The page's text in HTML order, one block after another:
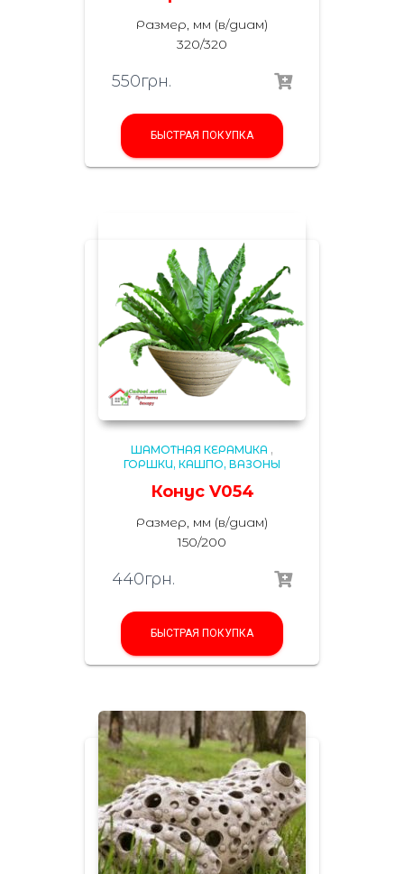
Размер, мм (в/диам)
320/320
550грн.
БЫСТРАЯ ПОКУПКА
ШАМОТНАЯ КЕРАМИКА ,
ГОРШКИ, КАШПО, ВАЗОНЫ
Конус V054
Размер, мм (в/диам)
150/200
440грн.
БЫСТРАЯ ПОКУПКА